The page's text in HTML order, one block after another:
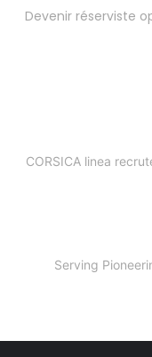
Devenir réserviste
CORSICA linea
Serving